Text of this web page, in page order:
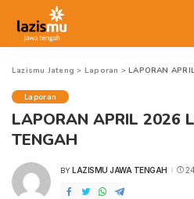
Lazismu Jateng > Laporan >LAPORAN
Laporan
LAPORAN APRIL 2026
TENGAH
POSTED
BY LAZISMU JAWA TENGAH